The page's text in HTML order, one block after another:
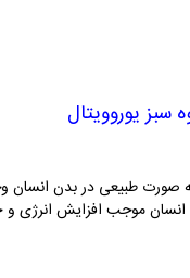
سبز یوروویتال
صورت طبیعی در بدن انسان
انسان موجب افزایش